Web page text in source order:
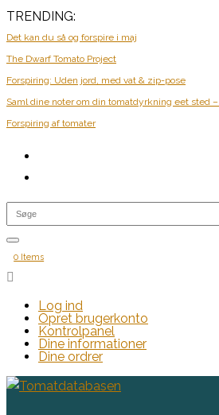
TRENDING:
Det kan du så og forspire i maj
The Dwarf Tomato Project
Forspiring: Uden jord, med vat & zip-pose
Saml dine noter om din tomatdyrkning eet sted –
Forspiring af tomater
0 Items

Log ind
Opret brugerkonto
Kontrolpanel
Dine informationer
Dine ordrer